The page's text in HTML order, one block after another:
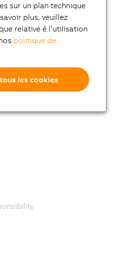
sur un plan technique
plus, veuillez
relative é l‘utilisation
politique de
les cookies